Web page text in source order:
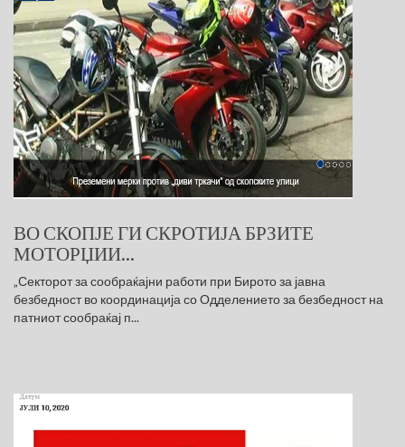
ВО СКОПЈЕ ГИ СКРОТИЈА БРЗИТЕ
МОТОРЏИИ...
„Секторот за сообраќајни работи при Бирото за јавна
безбедност во координација со Одделението за безбедност на
патниот сообраќај п...